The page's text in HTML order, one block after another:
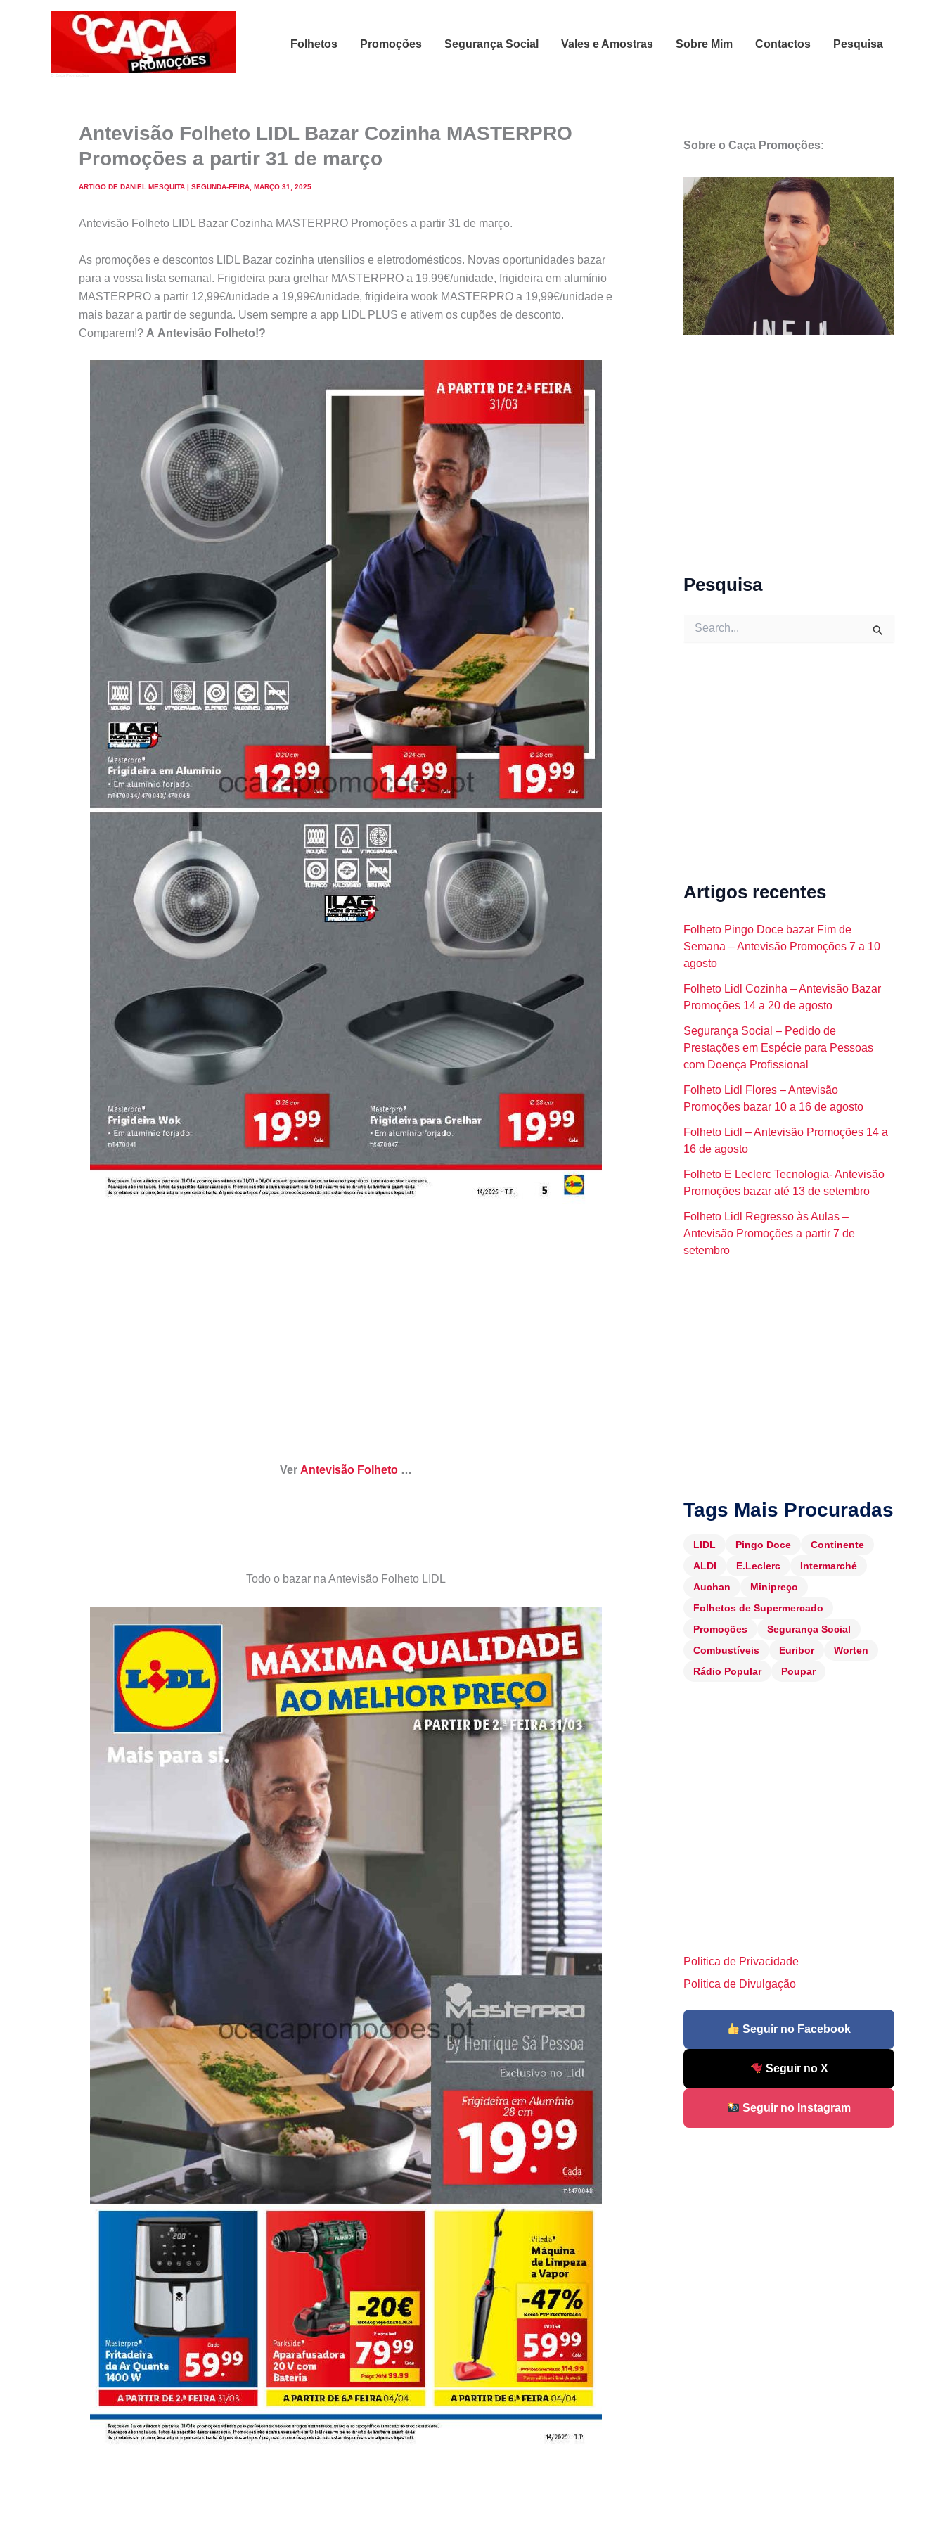
Folhetos Promoções Segurança Social Vales e Amostras Sobre Mim Contactos Pesquisa
Antevisão Folheto LIDL Bazar Cozinha MASTERPRO
Promoções a partir 31 de março
ARTIGO DE DANIEL MESQUITA | SEGUNDA-FEIRA, MARÇO 31, 2025
Antevisão Folheto LIDL Bazar Cozinha MASTERPRO Promoções a partir 31 de março.
As promoções e descontos LIDL Bazar cozinha utensílios e eletrodomésticos. Novas oportunidades bazar
para a vossa lista semanal. Frigideira para grelhar MASTERPRO a 19,99€/unidade, frigideira em alumínio
MASTERPRO a partir 12,99€/unidade a 19,99€/unidade, frigideira wook MASTERPRO a 19,99€/unidade e
mais bazar a partir de segunda. Usem sempre a app LIDL PLUS e ativem os cupões de desconto.
Comparem!? A Antevisão Folheto!?
Ver Antevisão Folheto …
Todo o bazar na Antevisão Folheto LIDL
Sobre o Caça Promoções:
Pesquisa
Artigos recentes
Folheto Pingo Doce bazar Fim de
Semana – Antevisão Promoções 7 a 10
agosto
Folheto Lidl Cozinha – Antevisão Bazar
Promoções 14 a 20 de agosto
Segurança Social – Pedido de
Prestações em Espécie para Pessoas
com Doença Profissional
Folheto Lidl Flores – Antevisão
Promoções bazar 10 a 16 de agosto
Folheto Lidl – Antevisão Promoções 14 a
16 de agosto
Folheto E Leclerc Tecnologia- Antevisão
Promoções bazar até 13 de setembro
Folheto Lidl Regresso às Aulas –
Antevisão Promoções a partir 7 de
setembro
Tags Mais Procuradas
LIDL Pingo Doce
Continente
ALDI
E.Leclerc
Intermarché
Auchan
Minipreço
Folhetos de Supermercado
Promoções
Segurança Social
Combustíveis
Euribor
Worten
Rádio Popular
Poupar
Politica de Privacidade
Politica de Divulgação
Seguir no Facebook
Seguir no X
Seguir no Instagram